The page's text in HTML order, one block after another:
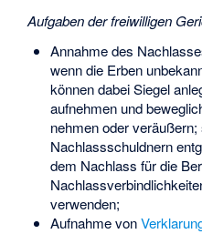
Aufgaben der freiwilligen
Annahme des
wenn die Erben
können dabei Siegel
aufnehmen und
nehmen oder
Nachlassschuldnern
dem Nachlass für die
verwenden;
Aufnahme von